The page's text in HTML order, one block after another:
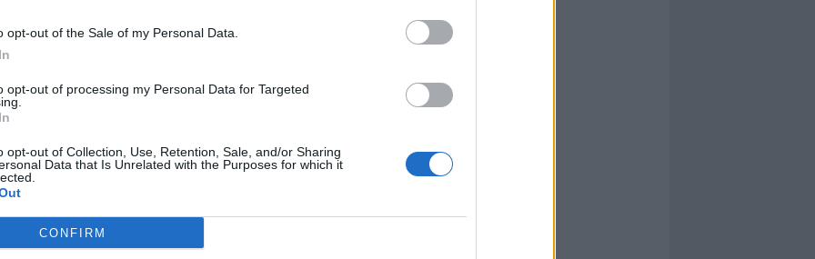
opt-out of the Sale of my Personal Data.
opt-out of processing my Personal Data for Targeted
opt-out of Collection, Use, Retention, Sale, and/or Sharing
Data that Is Unrelated with the Purposes for which it
CONFIRM
lo studio. Non prima di aver
parole di Emanuel Lo, che visibilmente
ci tenevi a restare qui e quanto
capisco, mi verrebbe da piangere
Questo è un percorso bellissimo, ma
duro, come tutte le cose nel mondo
essere forti, ma sono sicuro che
posto fuori da qui. Spacca tutto,
concluso, esprimendo la sua delusione